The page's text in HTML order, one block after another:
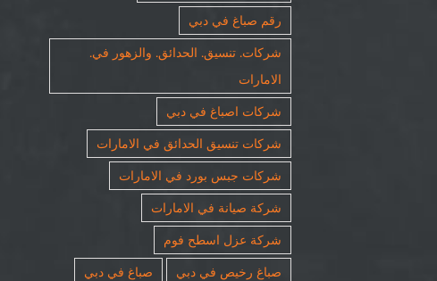
رقم صباغ في دبي
شركات. تنسيق. الحدائق. والزهور في.
الامارات
شركات اصباغ في دبي
شركات تنسيق الحدائق في الامارات
شركات جبس بورد في الامارات
شركة صيانة في الامارات
شركة عزل اسطح فوم
صباغ رخيص في دبي
صباغ في دبي